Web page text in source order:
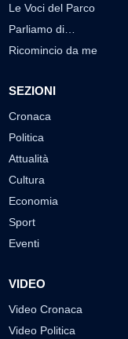
Le Voci del Parco
Parliamo di…
Ricomincio da me
SEZIONI
Cronaca
Politica
Attualità
Cultura
Economia
Sport
Eventi
VIDEO
Video Cronaca
Video Politica